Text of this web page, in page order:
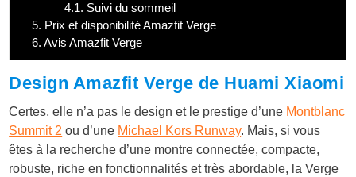
4.1. Suivi du sommeil
5. Prix et disponibilité Amazfit Verge
6. Avis Amazfit Verge
Design Amazfit Verge de Huami Xiaomi
Certes, elle n’a pas le design et le prestige d’une Montblanc
Summit 2 ou d’une Michael Kors Runway. Mais, si vous
êtes à la recherche d’une montre connectée, compacte,
robuste, riche en fonctionnalités et très abordable, la Verge